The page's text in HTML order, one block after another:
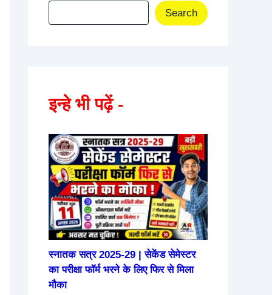
Search
इन्हे भी पढ़ें -
स्नातक सत्र 2025-29 | सेकेंड सेमेस्टर
का परीक्षा फॉर्म भरने के लिए फिर से मिला
मौका